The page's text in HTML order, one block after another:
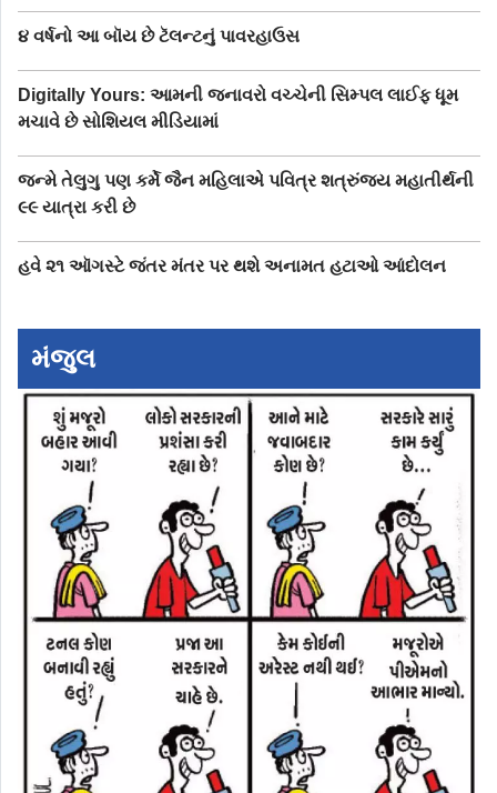
૪ વર્ષનો આ બૉય છે ટૅલન્ટનું પાવરહાઉસ
Digitally Yours: આમની જનાવરો વચ્ચેની સિમ્પલ લાઈફ ધૂમ
મચાવે છે સોશિયલ મીડિયામાં
જન્મે તેલુગુ પણ કર્મે જૈન મહિલાએ પવિત્ર શત્રુંજય મહાતીર્થની
૯૯ યાત્રા કરી છે
હવે ૨૧ ઑગસ્ટે જંતર મંતર પર થશે અનામત હટાઓ આંદોલન
મંજુલ